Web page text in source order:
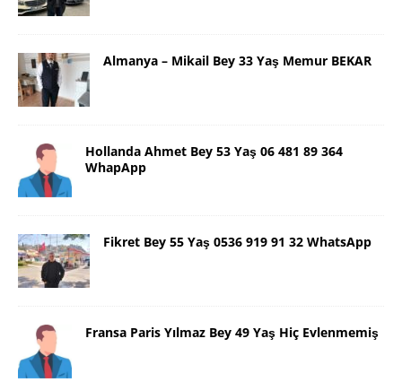
Almanya – Mikail Bey 33 Yaş Memur BEKAR
Hollanda Ahmet Bey 53 Yaş 06 481 89 364
WhapApp
Fikret Bey 55 Yaş 0536 919 91 32 WhatsApp
Fransa Paris Yılmaz Bey 49 Yaş Hiç Evlenmemiş